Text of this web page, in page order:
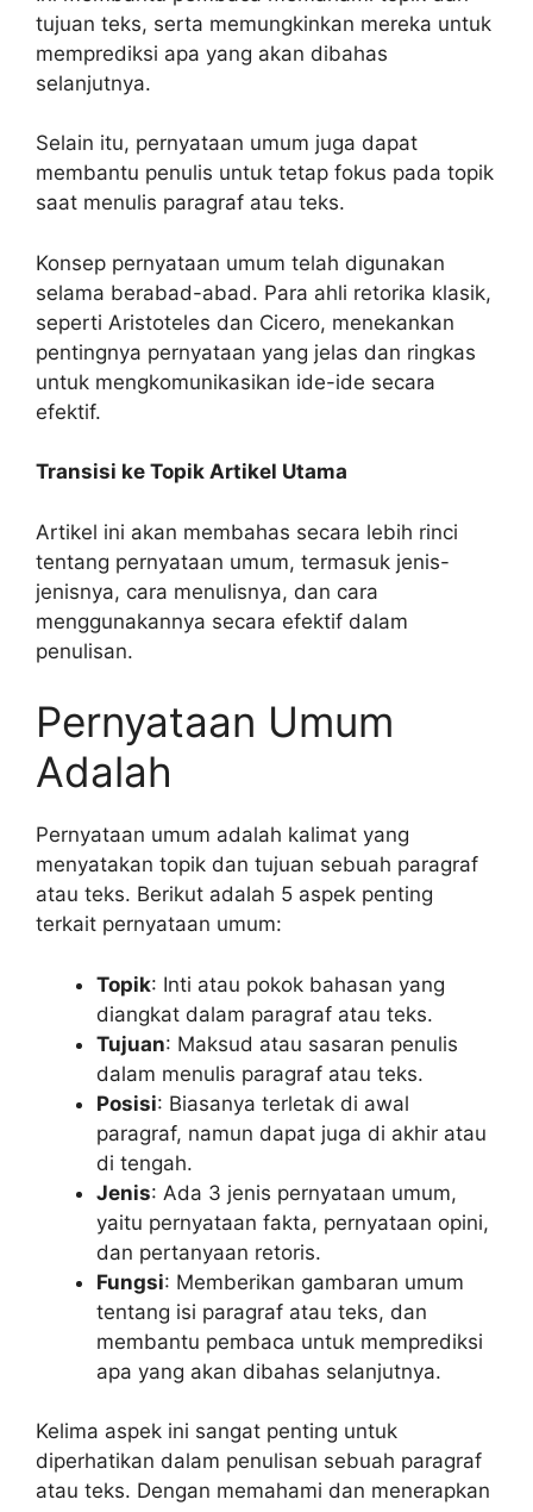
tujuan teks, serta memungkinkan mereka untuk
memprediksi apa yang akan dibahas
selanjutnya.
Selain itu, pernyataan umum juga dapat
membantu penulis untuk tetap fokus pada topik
saat menulis paragraf atau teks.
Konsep pernyataan umum telah digunakan
selama berabad-abad. Para ahli retorika klasik,
seperti Aristoteles dan Cicero, menekankan
pentingnya pernyataan yang jelas dan ringkas
untuk mengkomunikasikan ide-ide secara
efektif.
Transisi ke Topik Artikel Utama
Artikel ini akan membahas secara lebih rinci
tentang pernyataan umum, termasuk jenis-
jenisnya, cara menulisnya, dan cara
menggunakannya secara efektif dalam
penulisan.
Pernyataan Umum
Adalah
Pernyataan umum adalah kalimat yang
menyatakan topik dan tujuan sebuah paragraf
atau teks. Berikut adalah 5 aspek penting
terkait pernyataan umum:
Topik: Inti atau pokok bahasan yang
diangkat dalam paragraf atau teks.
Tujuan: Maksud atau sasaran penulis
dalam menulis paragraf atau teks.
Posisi: Biasanya terletak di awal
paragraf, namun dapat juga di akhir atau
di tengah.
Jenis: Ada 3 jenis pernyataan umum,
yaitu pernyataan fakta, pernyataan opini,
dan pertanyaan retoris.
Fungsi: Memberikan gambaran umum
tentang isi paragraf atau teks, dan
membantu pembaca untuk memprediksi
apa yang akan dibahas selanjutnya.
Kelima aspek ini sangat penting untuk
diperhatikan dalam penulisan sebuah paragraf
atau teks. Dengan memahami dan menerapkan